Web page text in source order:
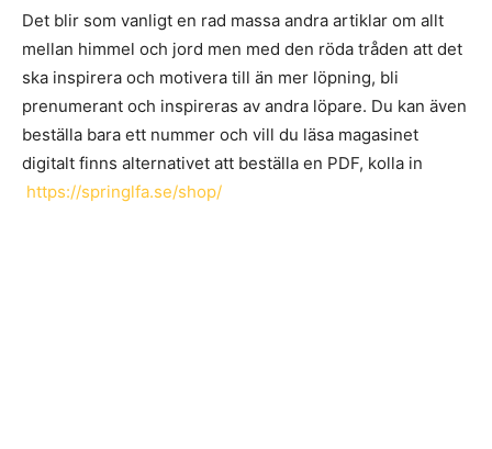
Det blir som vanligt en rad massa andra artiklar om allt
mellan himmel och jord men med den röda tråden att det
ska inspirera och motivera till än mer löpning, bli
prenumerant och inspireras av andra löpare. Du kan även
beställa bara ett nummer och vill du läsa magasinet
digitalt finns alternativet att beställa en PDF, kolla in
https://springlfa.se/shop/